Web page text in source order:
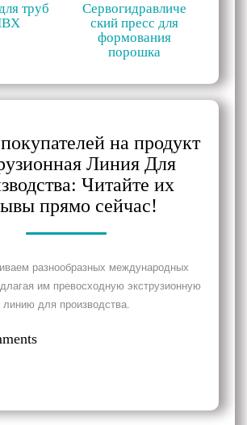
труб
Сервогидравличе
ский пресс для
формования
порошка
на продукт
Линия Для
Читайте их
прямо сейчас!
разнообразных международных
им превосходную экструзионную
линию для производства.